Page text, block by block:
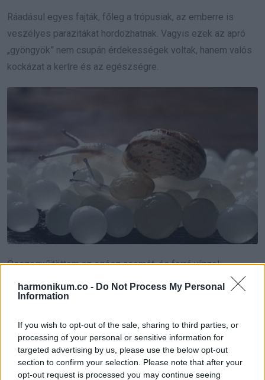
harmonikum.co - Do Not Process My Personal
Information
If you wish to opt-out of the sale, sharing to third parties, or
processing of your personal or sensitive information for
targeted advertising by us, please use the below opt-out
section to confirm your selection. Please note that after your
opt-out request is processed you may continue seeing
Ráadásul egyes fajták, főleg a trópusiak, az emberre is
veszélyes parazitákat hordozhatnak. Vagyis ezek az apró
„gyöngyök” nem csupán érdekességek voltak, hanem valós
kockázat a kertre és az egészségre.
Összegyűjtöttem az egész csomót, és forró vízzel
leöntöttem, hogy ne kelhessenek ki. Ezután alaposan
kitisztítottam a környéket, és átnéztem a kert többi részét
Most már tudom, hogy a látszólag ártalmatlan dolgok is
rejthetnek gondot a talajban.